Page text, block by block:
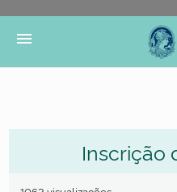
Portal do Governo Brasileiro
Governo
menu
Inscrição